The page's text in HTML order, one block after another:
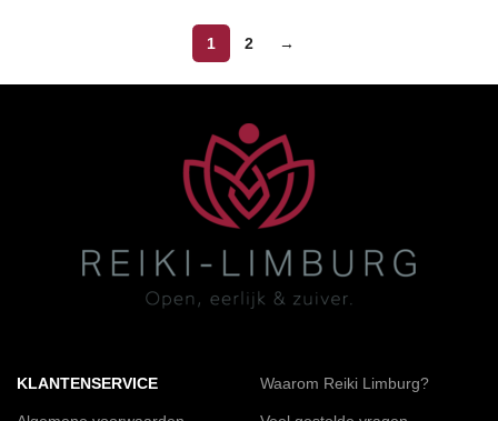
1 2 →
KLANTENSERVICE Waarom Reiki Limburg?